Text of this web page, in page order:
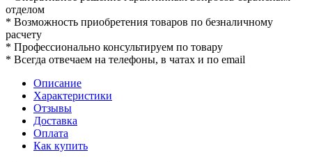
отделом
* Возможность приобретения товаров по безналичному
расчету
* Профессионально консультируем по товару
* Всегда отвечаем на телефоны, в чатах и по email
Описание
Характеристики
Отзывы
Доставка
Оплата
Как купить